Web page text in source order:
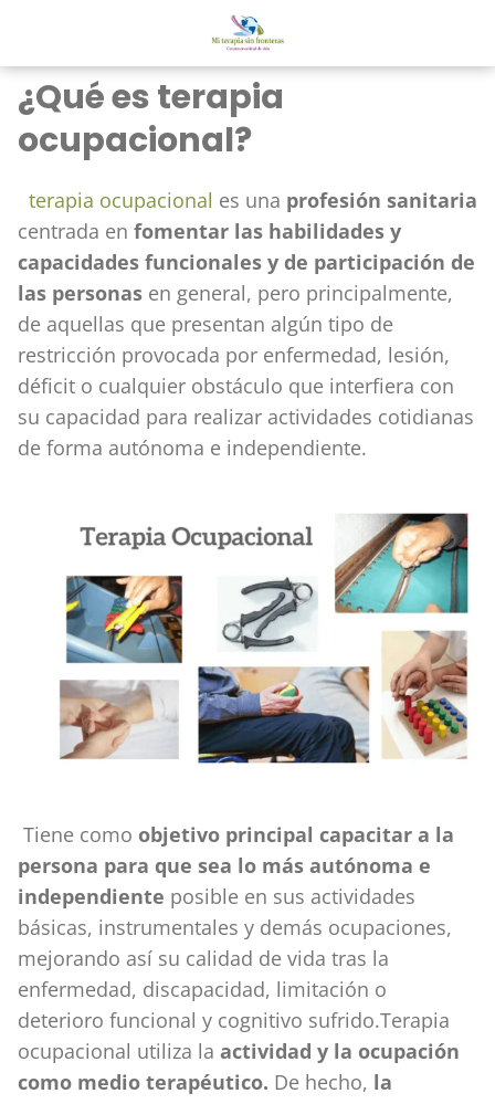
¿Qué es terapia
ocupacional?
terapia ocupacional es una profesión sanitaria
centrada en fomentar las habilidades y
capacidades funcionales y de participación de
las personas en general, pero principalmente,
de aquellas que presentan algún tipo de
restricción provocada por enfermedad, lesión,
déficit o cualquier obstáculo que interfiera con
su capacidad para realizar actividades cotidianas
de forma autónoma e independiente.
Tiene como objetivo principal capacitar a la
persona para que sea lo más autónoma e
independiente posible en sus actividades
básicas, instrumentales y demás ocupaciones,
mejorando así su calidad de vida tras la
enfermedad, discapacidad, limitación o
deterioro funcional y cognitivo sufrido.Terapia
ocupacional utiliza la actividad y la ocupación
como medio terapéutico. De hecho, la